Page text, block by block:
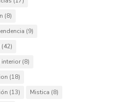
(8)
(9)
(42)
interior (8)
(18)
(13) Mistica (8)